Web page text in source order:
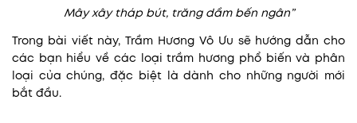
Mây xây tháp bút, trăng dầm bến ngân”
Trong bài viết này, Trầm Hương Vô Ưu sẽ hướng dẫn cho
các bạn hiểu về các loại trầm hương phổ biến và phân
loại của chúng, đặc biệt là dành cho những người mới
bắt đầu.